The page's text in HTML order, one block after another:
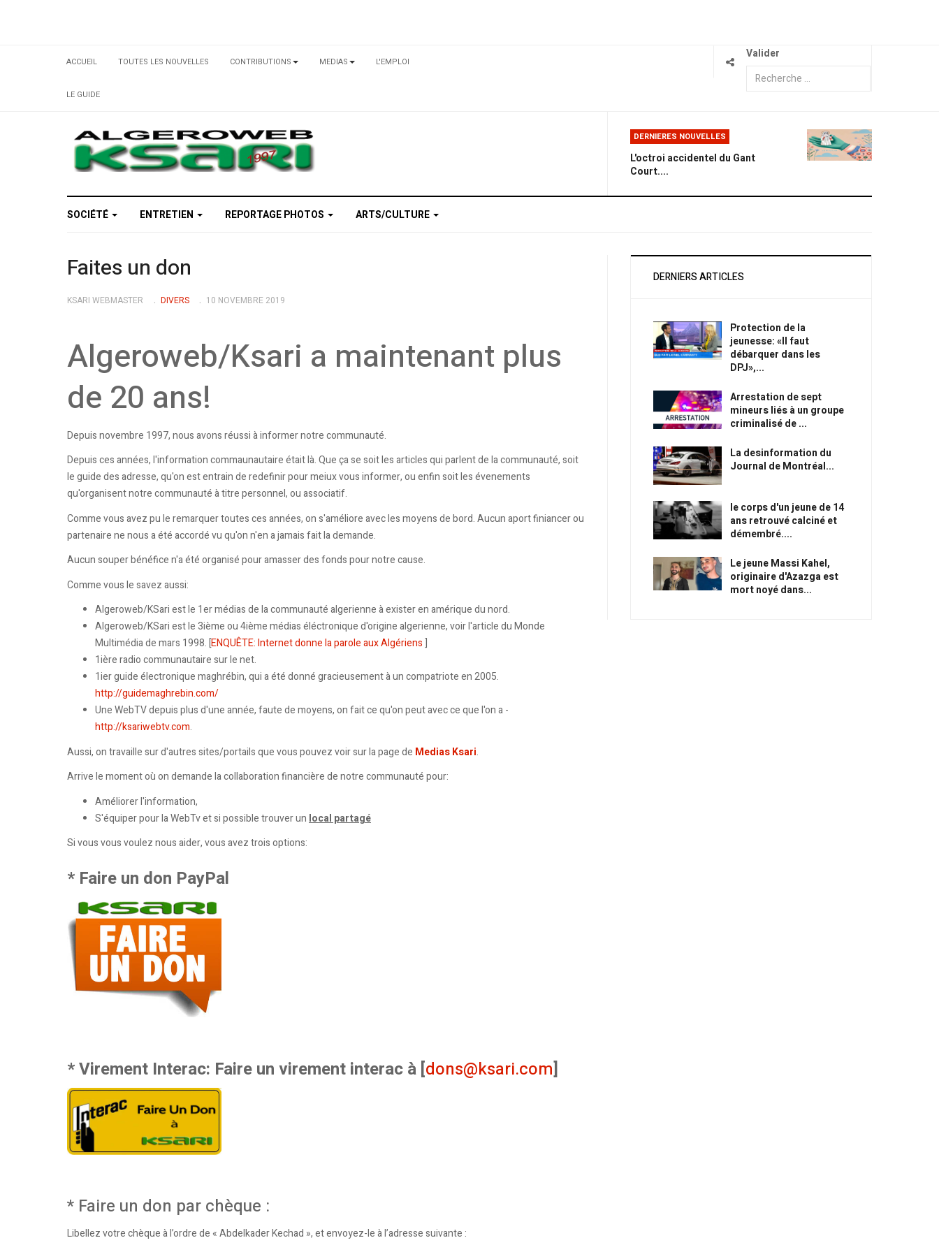
ACCUEIL TOUTES LES NOUVELLES CONTRIBUTIONS MEDIAS L'EMPLOI
LE GUIDE
Valider
DERNIERES NOUVELLES
L'octroi accidentel du Gant
Court....
SOCIÉTÉ ENTRETIEN REPORTAGE PHOTOS ARTS/CULTURE
Faites un don
KSARI WEBMASTER DIVERS 10 NOVEMBRE 2019
Algeroweb/Ksari a maintenant plus
de 20 ans!
Depuis novembre 1997, nous avons réussi à informer notre communauté.
Depuis ces années, l'information commaunautaire était là. Que ça se soit les articles qui parlent de la communauté, soit
le guide des adresse, qu'on est entrain de redefinir pour meiux vous informer, ou enfin soit les évenements
qu'organisent notre communauté à titre personnel, ou associatif.
Comme vous avez pu le remarquer toutes ces années, on s'améliore avec les moyens de bord. Aucun aport finiancer ou
partenaire ne nous a été accordé vu qu'on n'en a jamais fait la demande.
Aucun souper bénéfice n'a été organisé pour amasser des fonds pour notre cause.
Comme vous le savez aussi:
Algeroweb/KSari est le 1er médias de la communauté algerienne à exister en amérique du nord.
Algeroweb/KSari est le 3ième ou 4ième médias éléctronique d'origine algerienne, voir l'article du Monde
Multimédia de mars 1998. [ENQUÊTE: Internet donne la parole aux Algériens]
1ière radio communautaire sur le net.
1ier guide électronique maghrébin, qui a été donné gracieusement à un compatriote en 2005.
http://guidemaghrebin.com/
Une WebTV depuis plus d'une année, faute de moyens, on fait ce qu'on peut avec ce que l'on a -
http://ksariwebtv.com.
Aussi, on travaille sur d'autres sites/portails que vous pouvez voir sur la page de Medias Ksari.
Arrive le moment où on demande la collaboration financière de notre communauté pour:
Améliorer l'information,
S'équiper pour la WebTv et si possible trouver un local partagé
Si vous vous voulez nous aider, vous avez trois options:
* Faire un don PayPal
* Virement Interac: Faire un virement interac à [dons@ksari.com]
* Faire un don par chèque :
Libellez votre chèque à l’ordre de « Abdelkader Kechad », et envoyez-le à l’adresse suivante :
DERNIERS ARTICLES
Protection de la
jeunesse: «Il faut
débarquer dans les
DPJ»,...
Arrestation de sept
mineurs liés à un groupe
criminalisé de ...
La desinformation du
Journal de Montréal...
le corps d'un jeune de 14
ans retrouvé calciné et
démembré....
Le jeune Massi Kahel,
originaire d'Azazga est
mort noyé dans...